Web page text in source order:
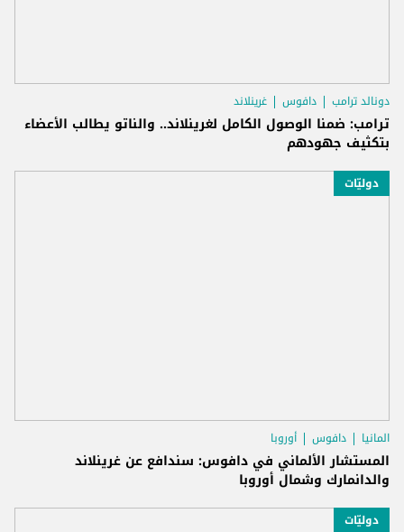
دونالد ترامب دافوس غرينلاند
ترامب: ضمنا الوصول الكامل لغرينلاند.. والناتو يطالب الأعضاء
بتكثيف جهودهم
دوليّات
المانيا دافوس أوروبا
المستشار الألماني في دافوس: سندافع عن غرينلاند
والدانمارك وشمال أوروبا
دوليّات